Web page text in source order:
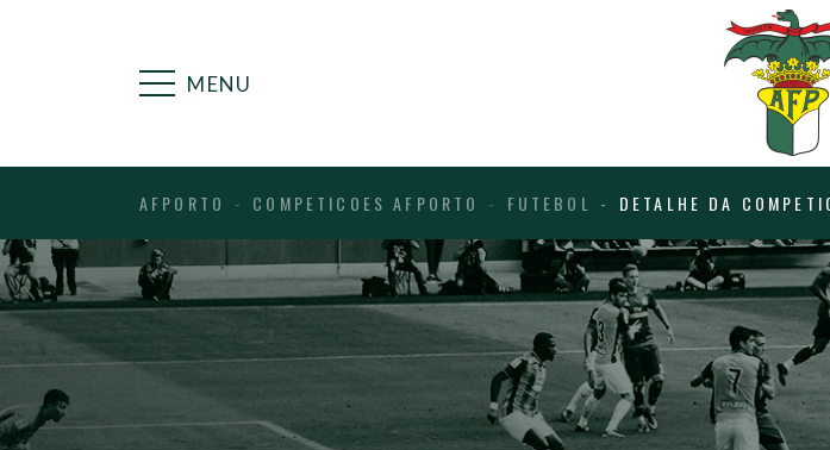
MENU
AFPORTO COMPETICOES AFPORTO FUTEBOL DETALHE DA